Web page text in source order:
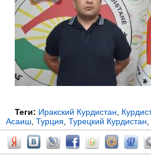
Теги: Иракский Курдистан
Асаиш Турция Турецкий Курдистан